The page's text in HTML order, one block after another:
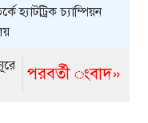
হ্যাটট্রিক চ্যাম্পিয়ন
পরবর্তী ংবাদ»